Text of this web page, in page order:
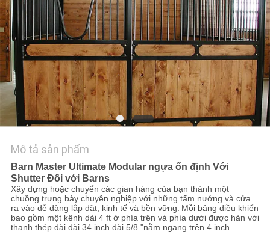
YÊU
CẦU
BÁO
GIÁ
SƠ
ĐỒ
TRANG
WEB
CHÍNH
Mô tả sản phẩm
Barn Master Ultimate Modular ngựa ổn định Với
Shutter Đối với Barns
Xây dựng hoặc chuyển các gian hàng của bạn thành một
chuồng trưng bày chuyên nghiệp với những tấm nướng và cửa
ra vào dễ dàng lắp đặt, kinh tế và bền vững. Mỗi bảng điều khiển
bao gồm một kênh dài 4 ft ở phía trên và phía dưới được hàn với
thanh thép dài dài 34 inch dài 5/8 "nằm ngang trên 4 inch.